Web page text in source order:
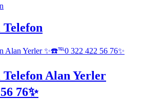
Alan Yerler
76✨